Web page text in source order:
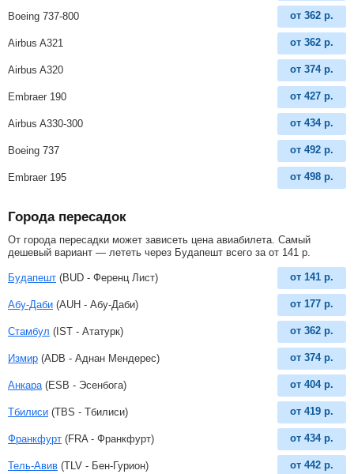
Boeing 737-800 от 362 р.
Airbus A321 от 362 р.
Airbus A320 от 374 р.
Embraer 190 от 427 р.
Airbus A330-300 от 434 р.
Boeing 737 от 492 р.
Embraer 195 от 498 р.
Города пересадок
От города пересадки может зависеть цена авиабилета. Самый
дешевый вариант — лететь через Будапешт всего за от 141 р
Будапешт (BUD - Ференц Лист) от 141 р.
Абу-Даби (AUH - Абу-Даби) от 177 р.
Стамбул (IST - Ататурк) от 362 р.
Измир (ADB - Аднан Мендерес) от 374 р.
Анкара (ESB - Эсенбога) от 404 р.
Тбилиси (TBS - Тбилиси) от 419 р.
Франкфурт (FRA - Франкфурт) от 434 р.
Тель-Авив (TLV - Бен-Гурион) от 442 р.